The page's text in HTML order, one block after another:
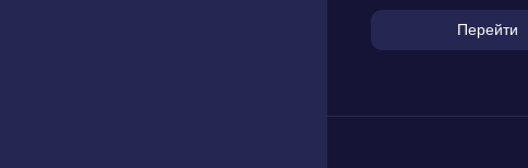
Перейти